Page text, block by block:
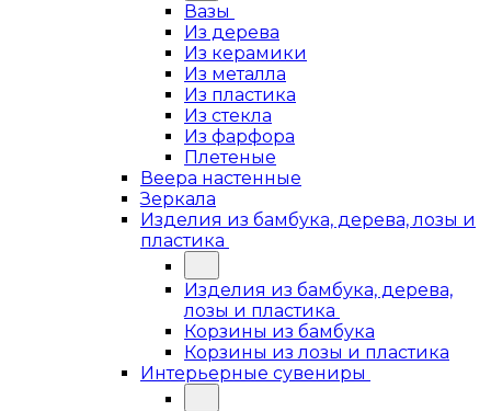
Вазы
Из дерева
Из керамики
Из металла
Из пластика
Из стекла
Из фарфора
Плетеные
Веера настенные
Зеркала
Изделия из бамбука, дерева, лозы и
пластика
Изделия из бамбука, дерева,
лозы и пластика
Корзины из бамбука
Корзины из лозы и пластика
Интерьерные сувениры